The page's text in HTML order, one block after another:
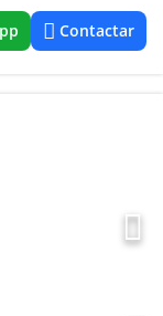
Contactar